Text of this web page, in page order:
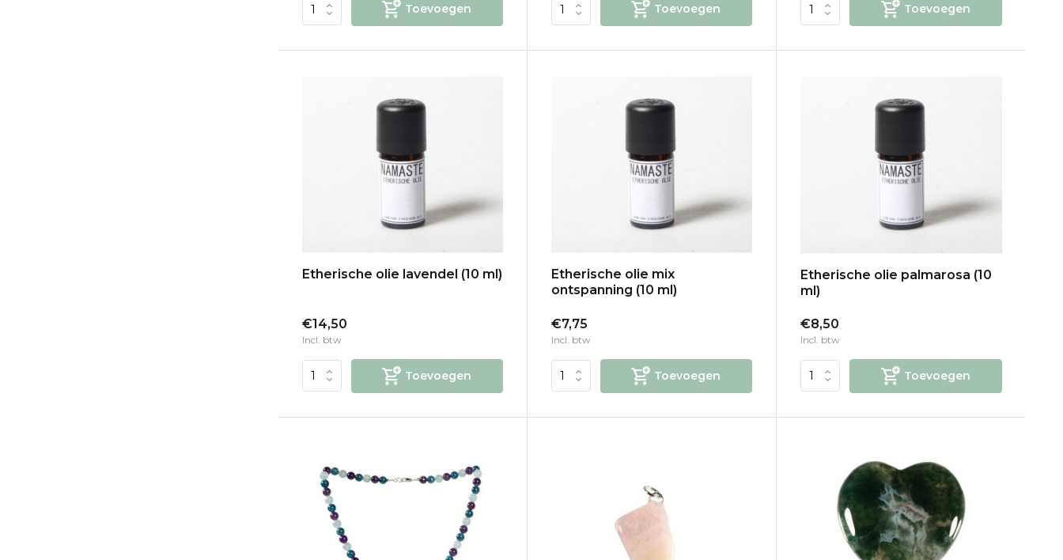
Toevoegen Toevoegen Toevoegen
Etherische olie lavendel (10 ml)
€14,50
Incl. btw
Toevoegen
Etherische olie mix
ontspanning (10 ml)
€7,75
Incl. btw
Toevoegen
Etherische olie palmarosa (10
ml)
€8,50
Incl. btw
Toevoegen